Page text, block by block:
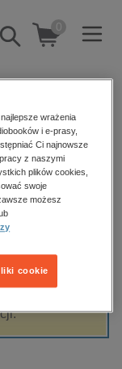
Pokaż/schowaj
wyszukiwarkę
0
wrażenia
i e-prasy,
Ci najnowsze
z naszymi
plików cookies,
swoje
możesz
cookie